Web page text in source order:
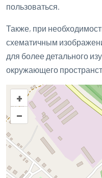
пользоваться.
Также, при
схематичным
для более детального
окружающего
+
–